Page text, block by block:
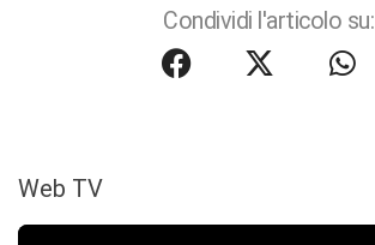
Condividi l'articolo su:
Web TV